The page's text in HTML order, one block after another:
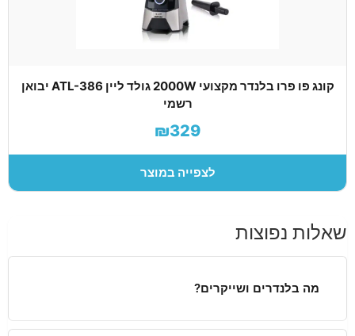
קונג פו פרו בלנדר מקצועי 2000W גולד ליין ATL-386 יבואן
רשמי
₪329
לצפייה במוצר
שאלות נפוצות
מה בלנדרים ושייקרים?